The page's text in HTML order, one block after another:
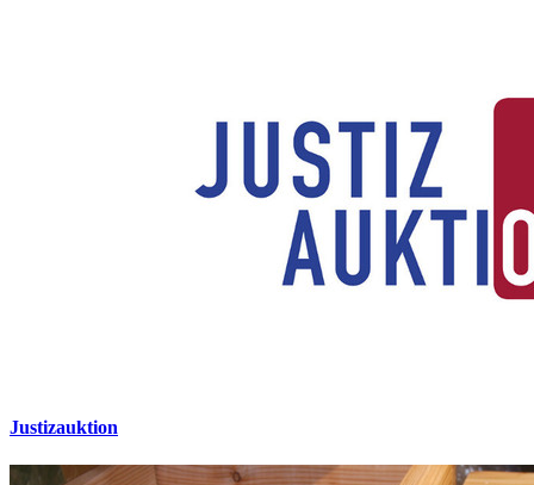
288 Anwärterinnen und Anwärter des Jahrgangs 2024/2026
der Justizvollzugsschule NRW geehrt
RechtSpecial - Schiedsleute helfen Streit schlichten!
Justizauktion